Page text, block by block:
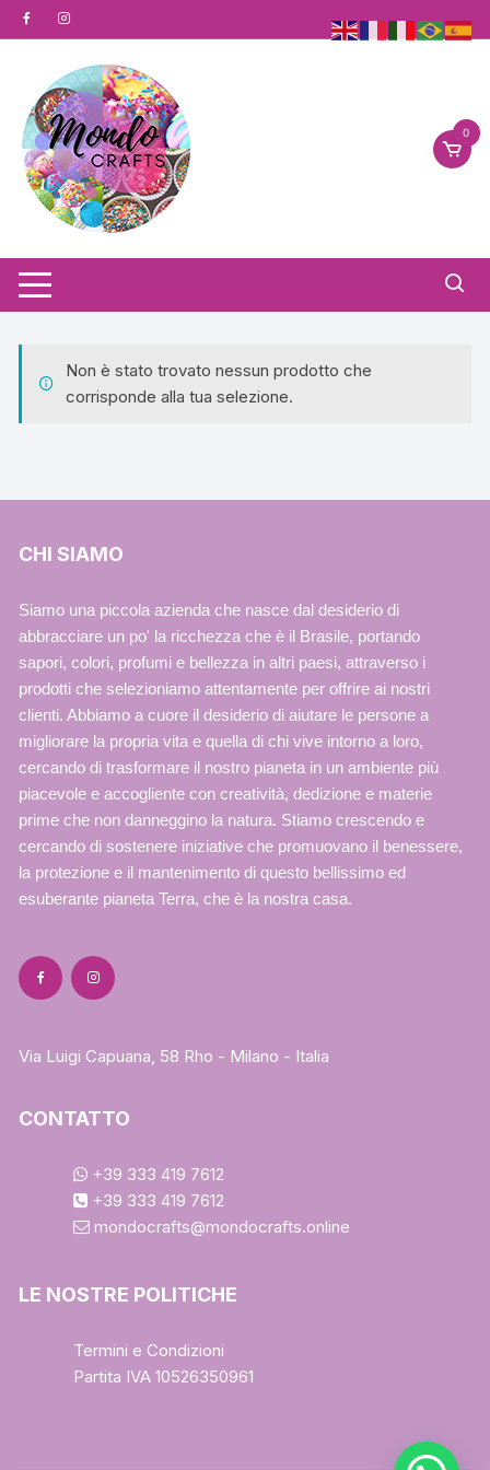
al
0
Non è stato trovato nessun prodotto che
corrisponde alla tua selezione.
CHI SIAMO
Siamo una piccola azienda che nasce dal desiderio di
abbracciare un po' la ricchezza che è il Brasile, portando
sapori, colori, profumi e bellezza in altri paesi, attraverso i
prodotti che selezioniamo attentamente per offrire ai nostri
clienti. Abbiamo a cuore il desiderio di aiutare le persone a
migliorare la propria vita e quella di chi vive intorno a loro,
cercando di trasformare il nostro pianeta in un ambiente più
piacevole e accogliente con creatività, dedizione e materie
prime che non danneggino la natura. Stiamo crescendo e
cercando di sostenere iniziative che promuovano il benessere,
la protezione e il mantenimento di questo bellissimo ed
esuberante pianeta Terra, che è la nostra casa.
Via Luigi Capuana, 58 Rho - Milano - Italia
CONTATTO
+39 333 419 7612
+39 333 419 7612
mondocrafts@mondocrafts.online
LE NOSTRE POLITICHE
Termini e Condizioni
Partita IVA 10526350961